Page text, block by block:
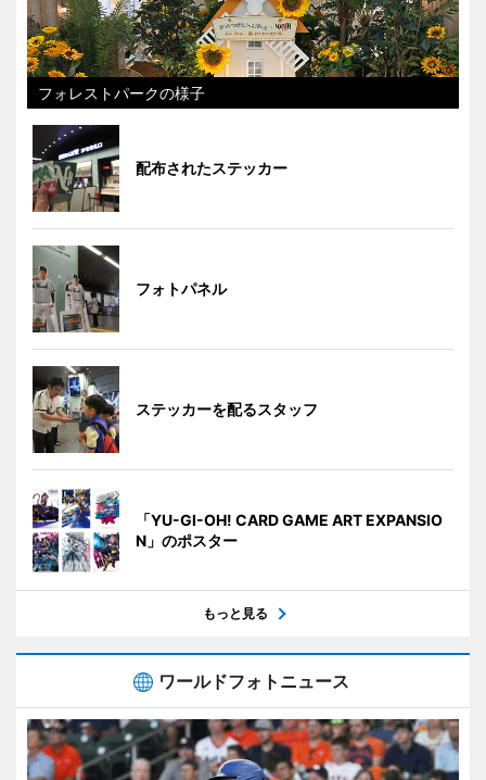
フォレストパークの様子
配布されたステッカー
フォトパネル
ステッカーを配るスタッフ
「YU-GI-OH! CARD GAME ART EXPANSIO
N」のポスター
もっと見る
ワールドフォトニュース